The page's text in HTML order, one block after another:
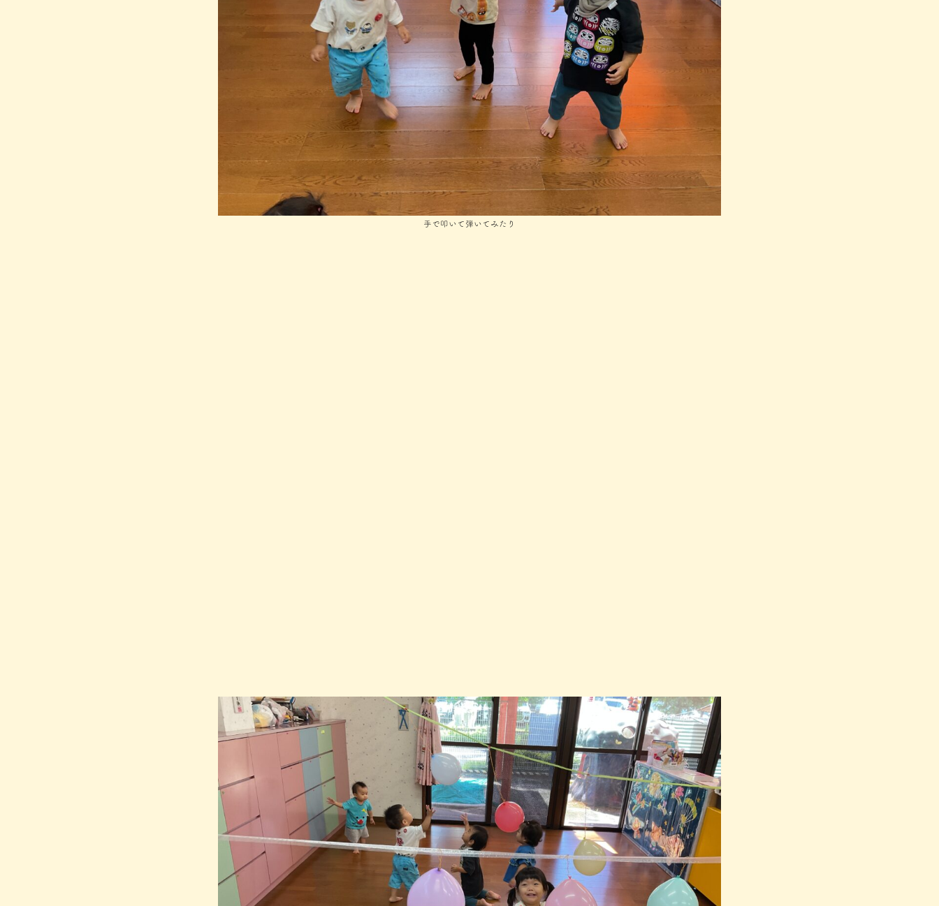
手で叩いて弾いてみたり